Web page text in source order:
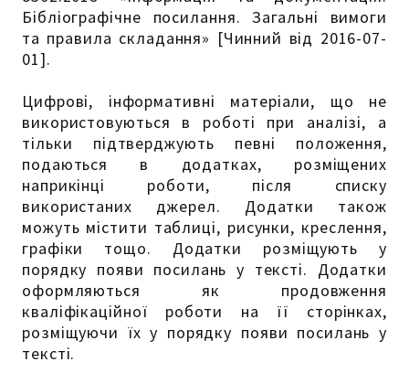
Бібліографічне посилання. Загальні вимоги
та правила складання» [Чинний від 2016-07-
01].
Цифрові, інформативні матеріали, що не
використовуються в роботі при аналізі, а
тільки підтверджують певні положення,
подаються в додатках, розміщених
наприкінці роботи, після списку
використаних джерел. Додатки також
можуть містити таблиці, рисунки, креслення,
графіки тощо. Додатки розміщують у
порядку появи посилань у тексті. Додатки
оформляються як продовження
кваліфікаційної роботи на її сторінках,
розміщуючи їх у порядку появи посилань у
тексті.